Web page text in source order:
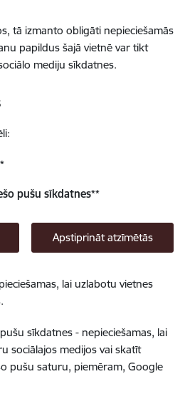
tā izmanto obligāti nepieciešamās
papildus šajā vietnē var tikt
mediju sīkdatnes.
*
pušu sīkdatnes**
Apstiprināt atzīmētās
lai uzlabotu vietnes
sīkdatnes - nepieciešamas, lai
sociālajos medijos vai skatīt
pušu saturu, piemēram, Google